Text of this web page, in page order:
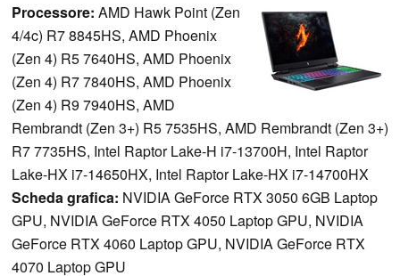
Processore: AMD Hawk Point (Zen
4/4c) R7 8845HS, AMD Phoenix
(Zen 4) R5 7640HS, AMD Phoenix
(Zen 4) R7 7840HS, AMD Phoenix
(Zen 4) R9 7940HS, AMD
Rembrandt (Zen 3+) R5 7535HS, AMD Rembrandt (Zen 3+)
R7 7735HS, Intel Raptor Lake-H i7-13700H, Intel Raptor
Lake-HX i7-14650HX, Intel Raptor Lake-HX i7-14700HX
Scheda grafica: NVIDIA GeForce RTX 3050 6GB Laptop
GPU, NVIDIA GeForce RTX 4050 Laptop GPU, NVIDIA
GeForce RTX 4060 Laptop GPU, NVIDIA GeForce RTX
4070 Laptop GPU